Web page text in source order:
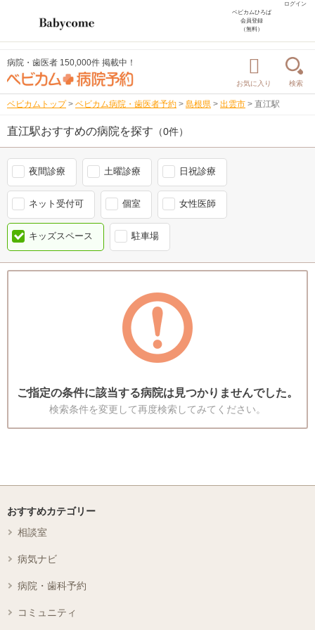
ログイン
ベビカムひろば
会員登録
（無料）
病院・歯医者 150,000件 掲載中！
お気に入り 検索
ベビカムトップ > ベビカム病院・歯医者予約 > 島根県 > 出雲市 > 直江駅
直江駅おすすめの病院を探す （0件）
夜間診療 土曜診療 日祝診療
ネット受付可 個室 女性医師
キッズスペース 駐車場
ご指定の条件に該当する病院は見つかりませんでした。
検索条件を変更して再度検索してみてください。
おすすめカテゴリー
相談室
病気ナビ
病院・歯科予約
コミュニティ